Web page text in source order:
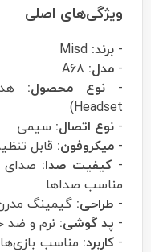
ویژگی‌های اصلی
- برند:
- مدل:
- نوع محصول:
Headset)
- نوع اتصال: سیمی
- میکروفون: قابل
- کیفیت صدا: صدای
مناسب صداها
- طراحی: گیمینگ
- پد گوشی: نرم و ضد
-کاربرد: مناسب